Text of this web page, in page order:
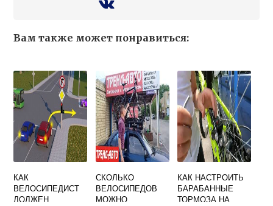
Вам также может понравиться:
КАК
ВЕЛОСИПЕДИСТ
ДОЛЖЕН
СКОЛЬКО
ВЕЛОСИПЕДОВ
МОЖНО
КАК НАСТРОИТЬ
БАРАБАННЫЕ
ТОРМОЗА НА